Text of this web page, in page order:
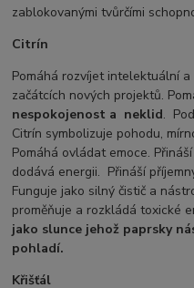
zablokovanými tvůrčími
Citrín
Pomáhá rozvíjet intelektuální
začátcích nových projektů.
nespokojenost a neklid.
Citrín symbolizuje pohodu,
Pomáhá ovládat emoce.
dodává energii. Přináší
Funguje jako silný čistič a
proměňuje a rozkládá toxické
jako slunce jehož paprsky
pohladí.
Křišťál